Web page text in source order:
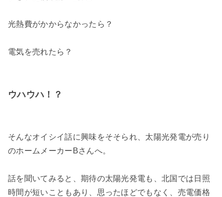
光熱費がかからなかったら？
電気を売れたら？
ウハウハ！？
そんなオイシイ話に興味をそそられ、太陽光発電が売り
のホームメーカーBさんへ。
話を聞いてみると、期待の太陽光発電も、北国では日照
時間が短いこともあり、思ったほどでもなく、売電価格